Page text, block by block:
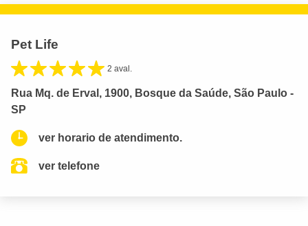
Pet Life
2 aval.
Rua Mq. de Erval, 1900, Bosque da Saúde, São Paulo -
SP
ver horario de atendimento.
ver telefone